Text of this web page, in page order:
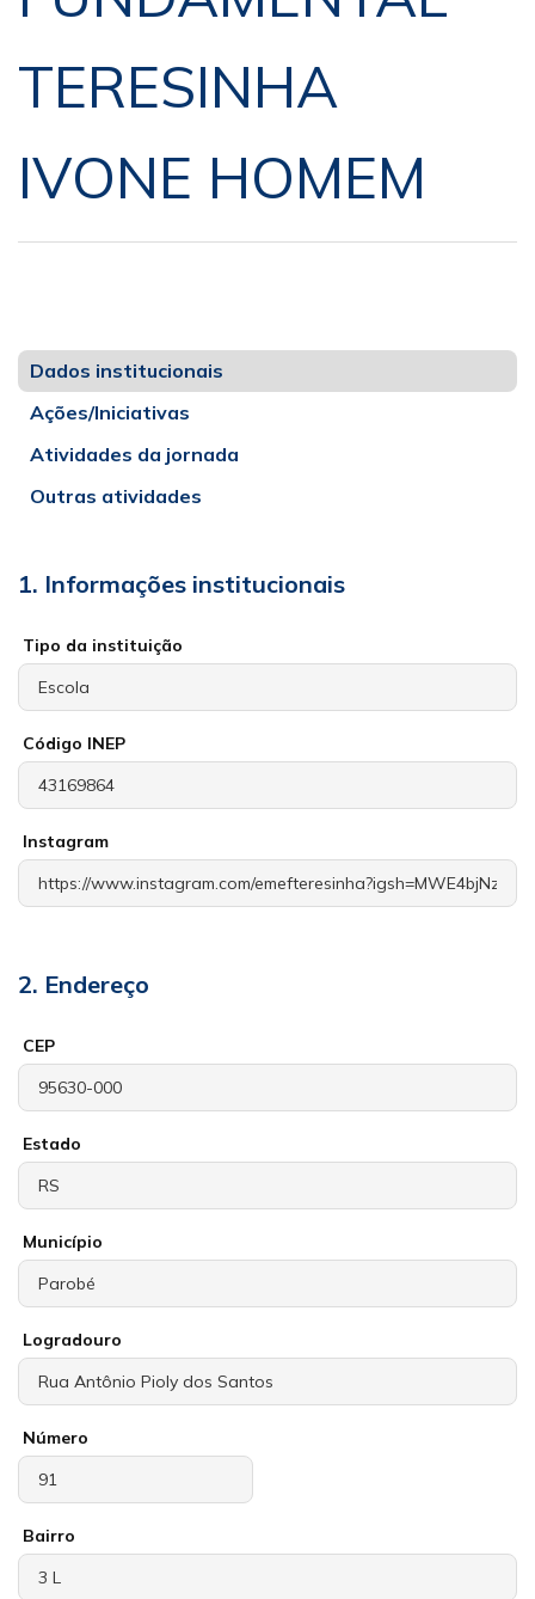
TERESINHA
IVONE HOMEM
Dados institucionais
Ações/Iniciativas
Atividades da jornada
Outras atividades
1. Informações institucionais
Tipo da instituição
Código INEP
Instagram
2. Endereço
CEP
Estado
Município
Logradouro
Número
Bairro